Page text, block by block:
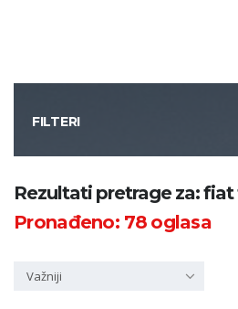
FILTERI
Kategorija
Rezultati pretrage za: fiat
Pronađeno: 78oglasa
Važniji